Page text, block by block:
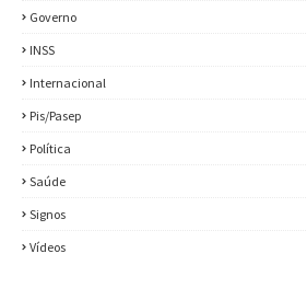
Governo
INSS
Internacional
Pis/Pasep
Política
Saúde
Signos
Vídeos